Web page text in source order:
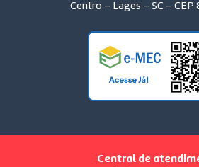
Centro – Lages – SC – CEP
Central de